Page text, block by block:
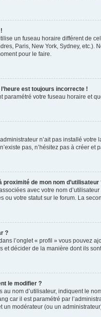
un fuseau horaire différent de
Paris, New York, Sydney, etc.).
pour le faire.
est toujours incorrecte !
paramétré votre fuseau horaire et
n’ait pas installé
pas, n’hésitez pas à créer
de mon nom d’utilisateur
avec votre nom
ou votre statut sur le forum. La
?
l’onglet « profil » vous pouvez
et décider de la manière dont ils
le modifier ?
au nom d’utilisateur, indiquent le
car il est paramétré par
un modérateur (ou un